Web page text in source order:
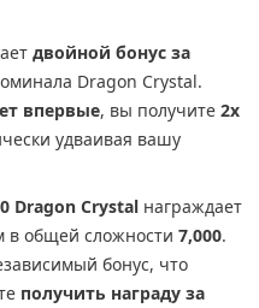
двойной бонус за
Dragon Crystal.
впервые, вы получите 2x
удваивая вашу
Dragon Crystal награждает
в общей сложности 7,000.
бонус, что
получить награду за